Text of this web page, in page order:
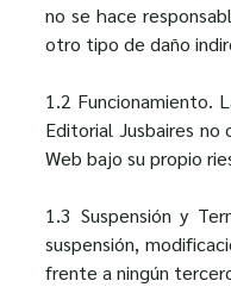
no se hace
otro tipo de daño
1.2 Funcionamiento.
Editorial Jusbaires
Web bajo su propio
1.3 Suspensión y
suspensión,
frente a ningún